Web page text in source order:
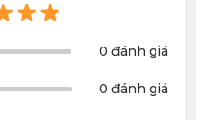
trơn trượt hiệu quả
5 lựa chọn màu sắc
0 đánh giá
0 đánh giá